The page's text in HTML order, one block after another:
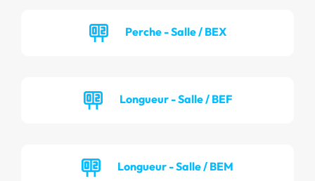
Perche - Salle / BEX
Longueur - Salle / BEF
Longueur - Salle / BEM